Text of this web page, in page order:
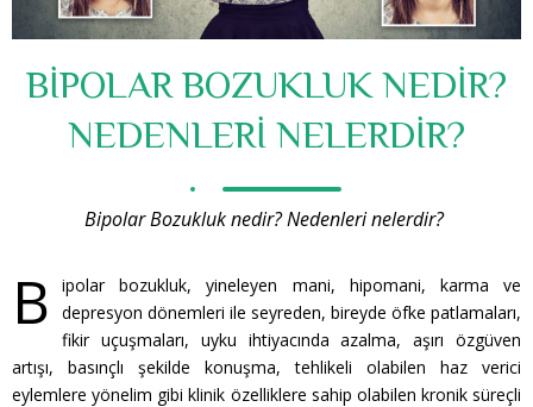
BİPOLAR BOZUKLUK NEDİR?
NEDENLERİ NELERDİR?
Bipolar Bozukluk nedir? Nedenleri nelerdir?
B
ipolar bozukluk, yineleyen mani, hipomani, karma ve
depresyon dönemleri ile seyreden, bireyde öfke patlamaları,
fikir uçuşmaları, uyku ihtiyacında azalma, aşırı özgüven
artışı, basınçlı şekilde konuşma, tehlikeli olabilen haz verici
eylemlere yönelim gibi klinik özelliklere sahip olabilen kronik süreçli